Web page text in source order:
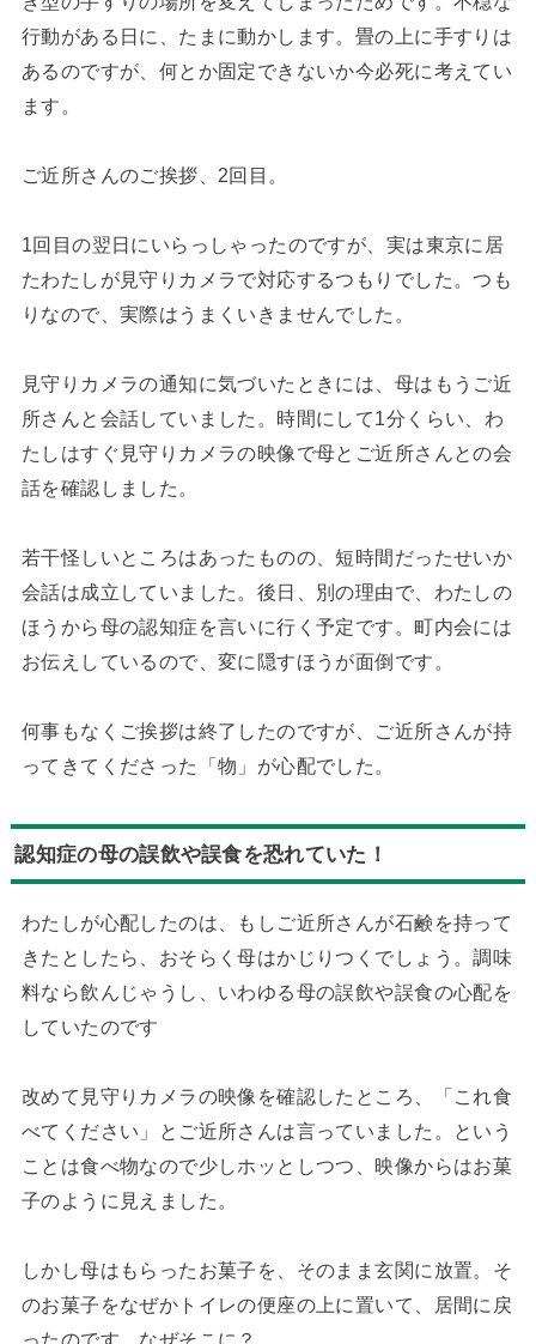
行動がある日に、たまに動かします。畳の上に手すりは
あるのですが、何とか固定できないか今必死に考えてい
ます。
ご近所さんのご挨拶、2回目。
1回目の翌日にいらっしゃったのですが、実は東京に居
たわたしが見守りカメラで対応するつもりでした。つも
りなので、実際はうまくいきませんでした。
見守りカメラの通知に気づいたときには、母はもうご近
所さんと会話していました。時間にして1分くらい、わ
たしはすぐ見守りカメラの映像で母とご近所さんとの会
話を確認しました。
若干怪しいところはあったものの、短時間だったせいか
会話は成立していました。後日、別の理由で、わたしの
ほうから母の認知症を言いに行く予定です。町内会には
お伝えしているので、変に隠すほうが面倒です。
何事もなくご挨拶は終了したのですが、ご近所さんが持
ってきてくださった「物」が心配でした。
認知症の母の誤飲や誤食を恐れていた！
わたしが心配したのは、もしご近所さんが石鹸を持って
きたとしたら、おそらく母はかじりつくでしょう。調味
料なら飲んじゃうし、いわゆる母の誤飲や誤食の心配を
していたのです
改めて見守りカメラの映像を確認したところ、「これ食
べてください」とご近所さんは言っていました。という
ことは食べ物なので少しホッとしつつ、映像からはお菓
子のように見えました。
しかし母はもらったお菓子を、そのまま玄関に放置。そ
のお菓子をなぜかトイレの便座の上に置いて、居間に戻
ったのです。なぜそこに？